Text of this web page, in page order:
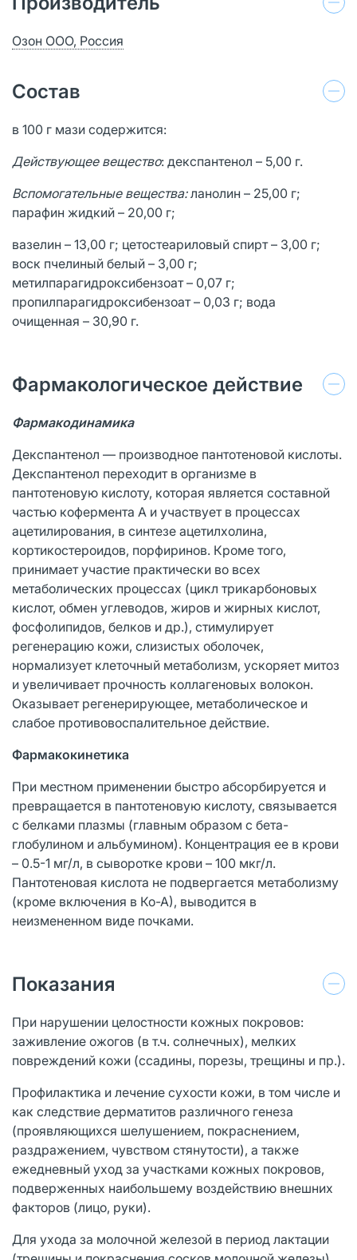
Озон ООО, Россия
Состав
в 100 г мази содержится:
Действующее вещество: декспантенол – 5,00 г.
Вспомогательные вещества:ланолин – 25,00 г;
парафин жидкий – 20,00 г;
вазелин – 13,00 г; цетостеариловый спирт – 3,00 г;
воск пчелиный белый – 3,00 г;
метилпарагидроксибензоат – 0,07 г;
пропилпарагидроксибензоат – 0,03 г; вода
очищенная – 30,90 г.
Фармакологическое действие
Фармакодинамика
Декспантенол — производное пантотеновой кислоты.
Декспантенол переходит в организме в
пантотеновую кислоту, которая является составной
частью кофермента А и участвует в процессах
ацетилирования, в синтезе ацетилхолина,
кортикостероидов, порфиринов. Кроме того,
принимает участие практически во всех
метаболических процессах (цикл трикарбоновых
кислот, обмен углеводов, жиров и жирных кислот,
фосфолипидов, белков и др.), стимулирует
регенерацию кожи, слизистых оболочек,
нормализует клеточный метаболизм, ускоряет митоз
и увеличивает прочность коллагеновых волокон.
Оказывает регенерирующее, метаболическое и
слабое противовоспалительное действие.
Фармакокинетика
При местном применении быстро абсорбируется и
превращается в пантотеновую кислоту, связывается
с белками плазмы (главным образом с бета-
глобулином и альбумином). Концентрация ее в крови
– 0.5-1 мг/л, в сыворотке крови – 100 мкг/л.
Пантотеновая кислота не подвергается метаболизму
(кроме включения в Ко-А), выводится в
неизмененном виде почками.
Показания
При нарушении целостности кожных покровов:
заживление ожогов (в т.ч. солнечных), мелких
повреждений кожи (ссадины, порезы, трещины и пр.).
Профилактика и лечение сухости кожи, в том числе и
как следствие дерматитов различного генеза
(проявляющихся шелушением, покраснением,
раздражением, чувством стянутости), а также
ежедневный уход за участками кожных покровов,
подверженных наибольшему воздействию внешних
факторов (лицо, руки).
Для ухода за молочной железой в период лактации